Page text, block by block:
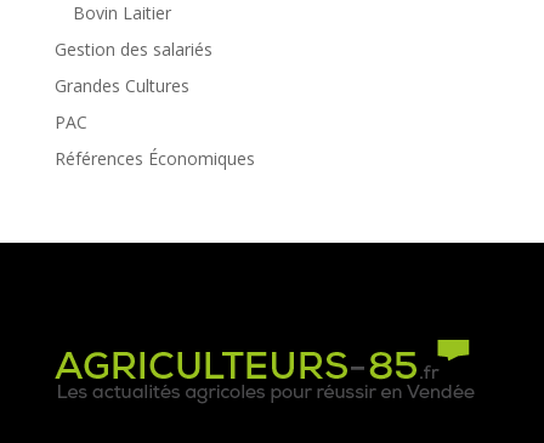
Bovin Laitier
Gestion des salariés
Grandes Cultures
PAC
Références Économiques